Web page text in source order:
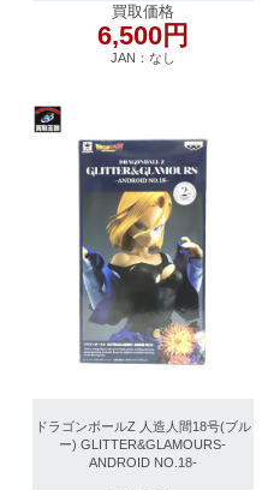
買取価格
6,500円
JAN：なし
ドラゴンボールZ 人造人間18号(ブル
ー) GLITTER&GLAMOURS-
ANDROID NO.18-